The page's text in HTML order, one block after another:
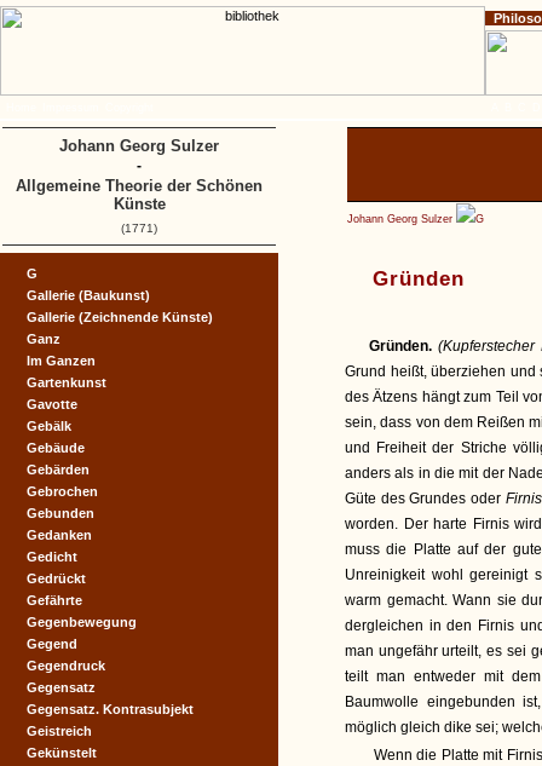
Johann Georg Sulzer G
Gründen
Gründen.
Grund heißt, überziehen und
des Ätzens hängt zum Teil
sein, dass von dem Reißen
und Freiheit der Striche
anders als in die mit der
Güte des Grundes oder
worden. Der harte Firnis
muss die Platte auf der
Unreinigkeit wohl gereinigt
warm gemacht. Wann sie
dergleichen in den Firnis
man ungefähr urteilt, es sei
teilt man entweder mit
Baumwolle eingebunden
möglich gleich dike sei;
Wenn die Platte mit
G
Gallerie (Baukunst)
Gallerie (Zeichnende Künste)
Ganz
Im Ganzen
Gartenkunst
Gavotte
Gebälk
Gebäude
Gebärden
Gebrochen
Gebunden
Gedanken
Gedicht
Gedrückt
Gefährte
Gegenbewegung
Gegend
Gegendruck
Gegensatz
Gegensatz. Kontrasubjekt
Geistreich
Gekünstelt
Johann Georg Sulzer
-
Allgemeine Theorie der Schönen
Künste
(1771)